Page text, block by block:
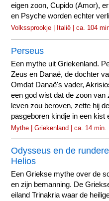
eigen zoon, Cupido (Amor),
en Psyche worden echter
Volkssprookje | Italië | ca. 104
Perseus
Een mythe uit Griekenland.
Zeus en Danaë, de dochter
Omdat Danaë's vader,
een god wist dat de zoon van
leven zou beroven, zette hij
pasgeboren kindje in een kist
Mythe | Griekenland | ca. 14 min.
Odysseus en de
Helios
Een Griekse mythe over de
en zijn bemanning. De
eiland Trinakria waar de